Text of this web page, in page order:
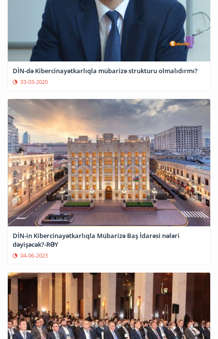
DİN-də Kibercinayətkarlıqla mübarizə strukturu olmalıdırmı?
03-03-2020
DİN-in Kibercinayətkarlıqla Mübarizə Baş İdarəsi nələri
dəyişəcək?-RƏY
04-06-2023